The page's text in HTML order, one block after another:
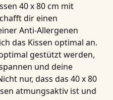
40 x 80 cm mit
dir einen
Anti-Allergenen
das Kissen optimal an.
gestützt werden,
und deine
nur, dass das 40 x 80
atmungsaktiv ist und